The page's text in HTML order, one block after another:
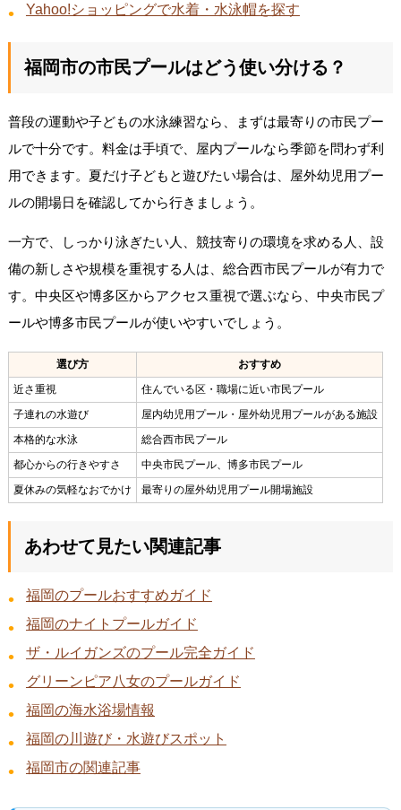
Yahoo!ショッピングで水着・水泳帽を探す
福岡市の市民プールはどう使い分ける？
普段の運動や子どもの水泳練習なら、まずは最寄りの市民プー
ルで十分です。料金は手頃で、屋内プールなら季節を問わず利
用できます。夏だけ子どもと遊びたい場合は、屋外幼児用プー
ルの開場日を確認してから行きましょう。
一方で、しっかり泳ぎたい人、競技寄りの環境を求める人、設
備の新しさや規模を重視する人は、総合西市民プールが有力で
す。中央区や博多区からアクセス重視で選ぶなら、中央市民プ
ールや博多市民プールが使いやすいでしょう。
選び方
おすすめ
近さ重視
住んでいる区・職場に近い市民プール
子連れの水遊び
屋内幼児用プール・屋外幼児用プールがある施設
本格的な水泳
総合西市民プール
都心からの行きやすさ
中央市民プール、博多市民プール
夏休みの気軽なおでかけ
最寄りの屋外幼児用プール開場施設
あわせて見たい関連記事
福岡のプールおすすめガイド
福岡のナイトプールガイド
ザ・ルイガンズのプール完全ガイド
グリーンピア八女のプールガイド
福岡の海水浴場情報
福岡の川遊び・水遊びスポット
福岡市の関連記事